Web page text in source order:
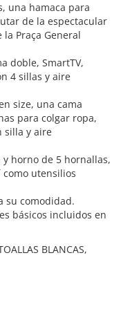
una hamaca para
de la espectacular
Praça General
doble, SmartTV,
4 sillas y aire
size, una cama
para colgar ropa,
silla y aire
horno de 5 hornallas,
utensilios
su comodidad.
básicos incluidos en
BLANCAS,